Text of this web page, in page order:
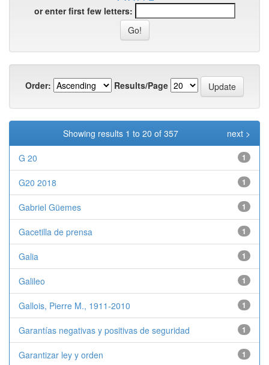
or enter first few letters:
Order: Results/Page
Showing results 1 to 20 of 357 next >
G 20 1
G20 2018 1
Gabriel Güemes 1
Gacetilla de prensa 1
Galia 1
Galileo 1
Gallois, Pierre M., 1911-2010 1
Garantías negativas y positivas de seguridad 1
Garantizar ley y orden 1